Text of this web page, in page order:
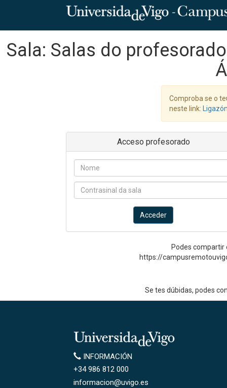
Sala: Salas do
Comproba se o
neste link:
Acceso profesorado
Acceder
Podes compartir
https://
Se tes dúbidas, podes
Universidade
de
Vigo
Información
INFORMACIÓN
+34 986 812 000
informacion@uvigo.es